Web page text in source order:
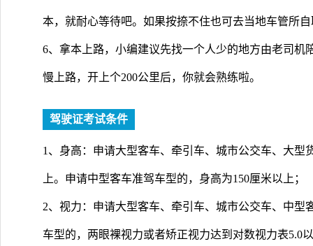
本，就耐心等待吧。如果按捺不住也可去当地车管所
6、拿本上路，小编建议先找一个人少的地方由老司机
慢上路，开上个200公里后，你就会熟练啦。
驾驶证考试条件
1、身高：申请大型客车、牵引车、城市公交车、大型
上。申请中型客车准驾车型的，身高为150厘米以上；
2、视力：申请大型客车、牵引车、城市公交车、中
车型的，两眼裸视力或者矫正视力达到对数视力表5.0